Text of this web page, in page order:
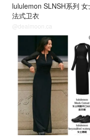
lululemon SLNSH系列 女
法式卫衣
@dealmoon.ca